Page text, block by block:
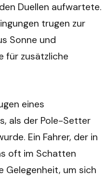
Duellen aufwartete.
trugen zur
Sonne und
für zusätzliche
eines
als der Pole-Setter
Ein Fahrer, der in
oft im Schatten
Gelegenheit, um sich